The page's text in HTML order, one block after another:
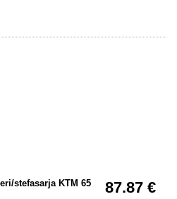
87.87 €
stefasarja KTM 65